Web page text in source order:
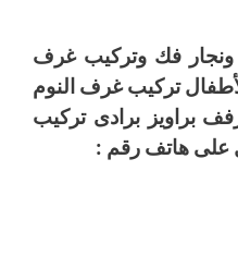
فك وتركيب غرف
تركيب غرف النوم
براويز برادى تركيب
على هاتف رقم :